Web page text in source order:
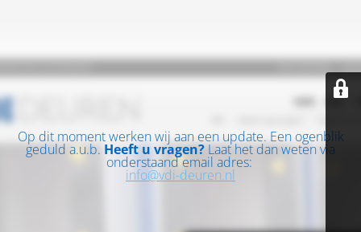
Op dit moment werken wij aan een update. Een ogenblik
geduld a.u.b. Heeft u vragen? Laat het dan weten via
onderstaand email adres:
info@vdi-deuren.nl